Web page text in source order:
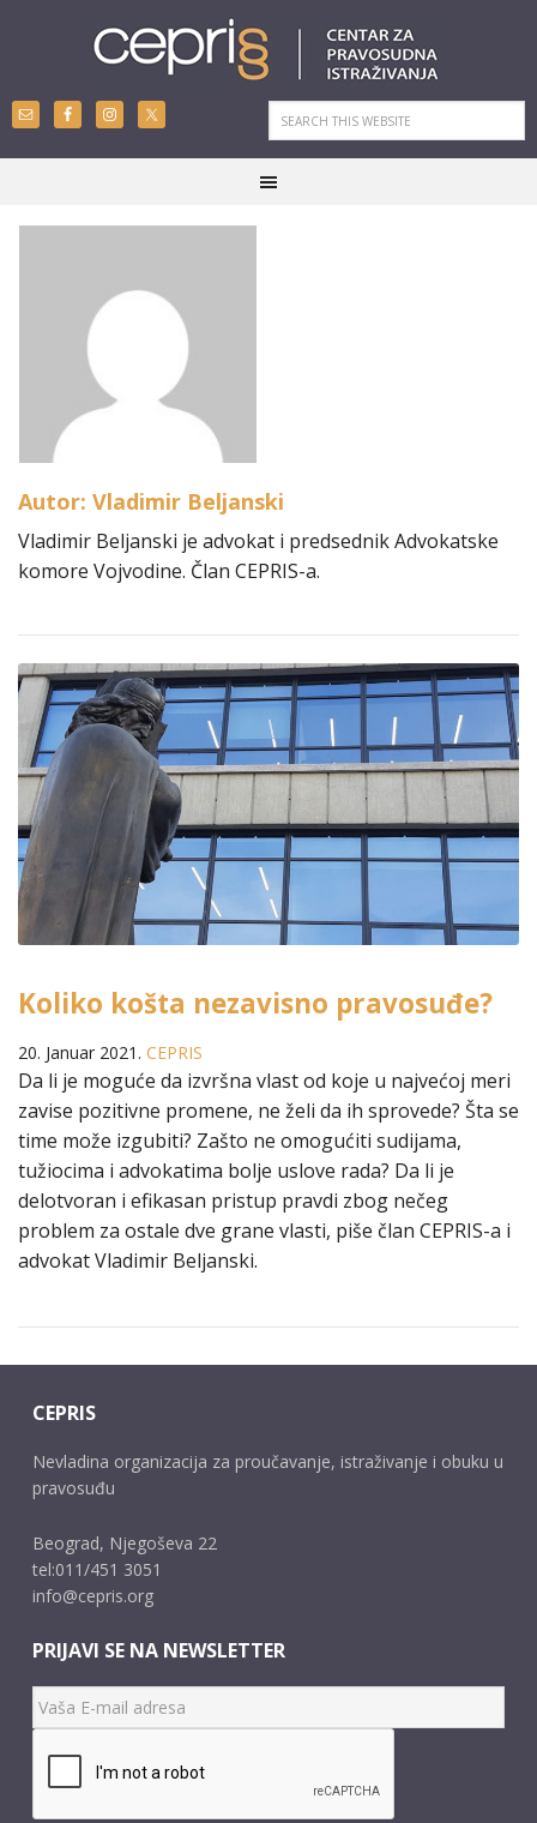
Autor: Vladimir Beljanski
Vladimir Beljanski je advokat i predsednik Advokatske
komore Vojvodine. Član CEPRIS-a.
Koliko košta nezavisno pravosuđe?
20. Januar 2021. CEPRIS
Da li je moguće da izvršna vlast od koje u najvećoj meri
zavise pozitivne promene, ne želi da ih sprovede? Šta se
time može izgubiti? Zašto ne omogućiti sudijama,
tužiocima i advokatima bolje uslove rada? Da li je
delotvoran i efikasan pristup pravdi zbog nečeg
problem za ostale dve grane vlasti, piše član CEPRIS-a i
advokat Vladimir Beljanski.
CEPRIS
Nevladina organizacija za proučavanje, istraživanje i obuku u
pravosuđu
Beograd, Njegoševa 22
tel:011/451 3051
info@cepris.org
PRIJAVI SE NA NEWSLETTER